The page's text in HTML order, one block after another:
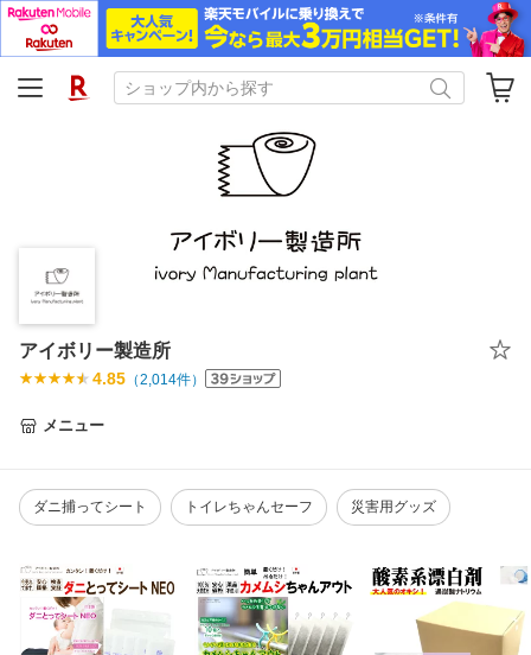
アイボリー製造所
4.85 （2,014件）
メニュー
ダニ捕ってシート トイレちゃんセーフ 災害用グッズ